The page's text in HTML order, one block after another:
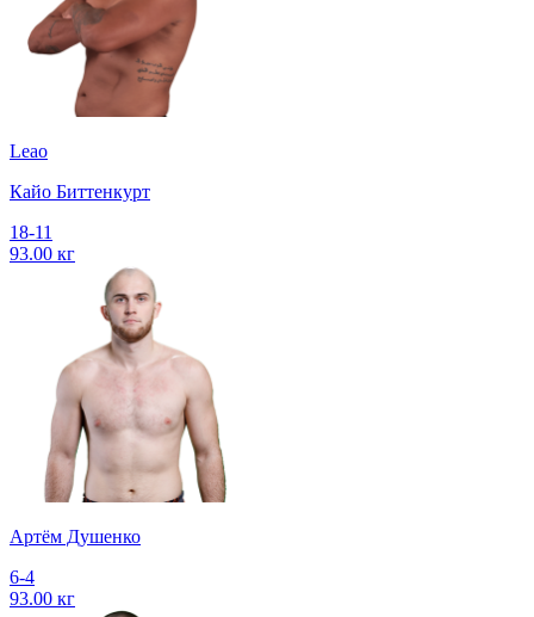
Leao
Кайо Биттенкурт
18-11
93.00 кг
Артём Душенко
6-4
93.00 кг